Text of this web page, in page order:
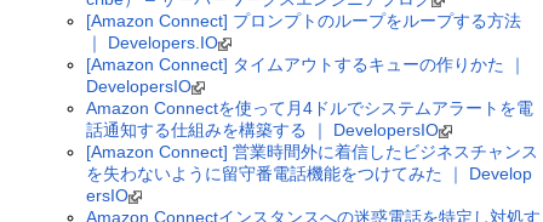
[Amazon Connect] プロンプトのループをループする方法
｜ Developers.IO
[Amazon Connect] タイムアウトするキューの作りかた ｜
DevelopersIO
Amazon Connectを使って月4ドルでシステムアラートを電
話通知する仕組みを構築する ｜ DevelopersIO
[Amazon Connect] 営業時間外に着信したビジネスチャンス
を失わないように留守番電話機能をつけてみた ｜ Develop
ersIO
Amazon Connectインスタンスへの迷惑電話を特定し対処す